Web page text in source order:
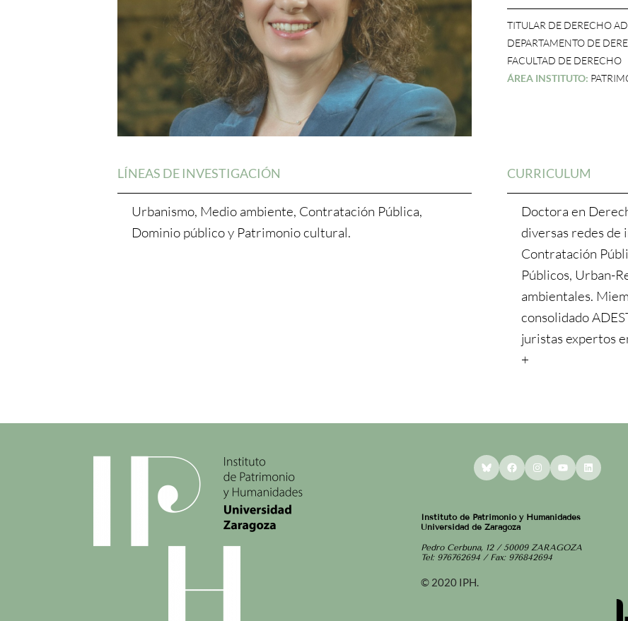
TITULAR DE DERECHO
DEPARTAMENTO DE
FACULTAD DE DERECHO
ÁREA INSTITUTO:
LÍNEAS DE INVESTIGACIÓN
Urbanismo, Medio ambiente, Contratación Pública,
Dominio público y Patrimonio cultural.
CURRICULUM
Doctora en
diversas redes de
Contratación
Públicos, Urban-
ambientales.
consolidado
juristas expertos
+
BlueskyFacebookInstagram
YouTube
Instituto de Patrimonio y Humanidades
Universidad de Zaragoza
Pedro Cerbuna, 12 / 50009 ZARAGOZA
Tel: 976762694 / Fax: 976842694
© 2020 IPH.